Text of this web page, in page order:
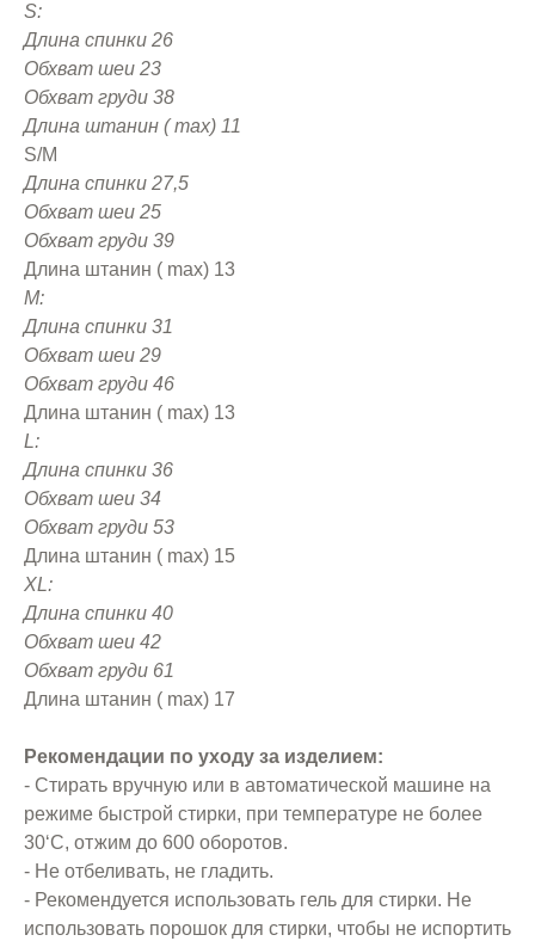
S:
Длина спинки 26
Обхват шеи 23
Обхват груди 38
Длина штанин ( max) 11
S/M
Длина спинки 27,5
Обхват шеи 25
Обхват груди 39
Длина штанин ( max) 13
M:
Длина спинки 31
Обхват шеи 29
Обхват груди 46
Длина штанин ( max) 13
L:
Длина спинки 36
Обхват шеи 34
Обхват груди 53
Длина штанин ( max) 15
XL:
Длина спинки 40
Обхват шеи 42
Обхват груди 61
Длина штанин ( max) 17
Рекомендации по уходу за изделием:
- Стирать вручную или в автоматической машине на
режиме быстрой стирки, при температуре не более
30‘С, отжим до 600 оборотов.
- Не отбеливать, не гладить.
- Рекомендуется использовать гель для стирки. Не
использовать порошок для стирки, чтобы не испортить